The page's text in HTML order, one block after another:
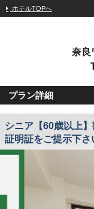
ホテルTOPへ
奈良
プラン詳細
シニア【60歳以上
証明証をご提示下さ